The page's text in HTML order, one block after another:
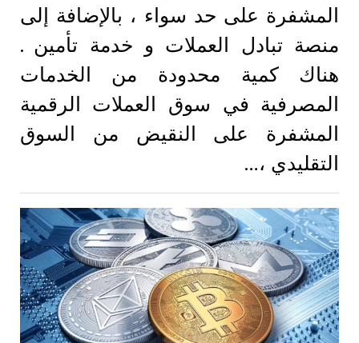
المشفرة علی حد سواء ، بالإضافة إلى
منصة تبادل العملات و خدمة تأمين .
هناك كمية محدودة من الخدمات
المصرفية في سوق العملات الرقمية
المشفرة على النقيض من السوق
التقليدي ،…